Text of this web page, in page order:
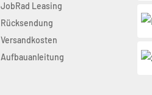
JobRad Leasing
Rücksendung
Versandkosten
Aufbauanleitung